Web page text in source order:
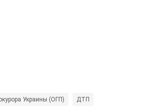
Украины (ОГП) ДТП